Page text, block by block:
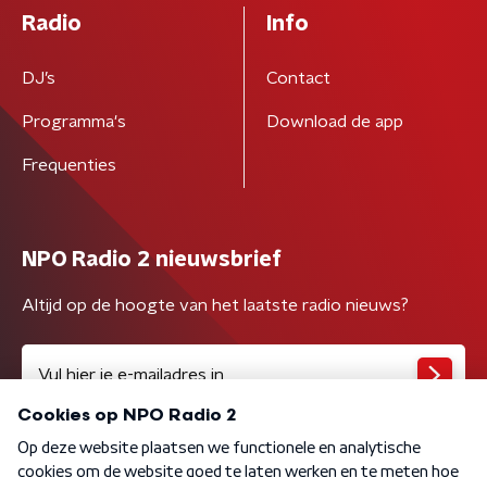
Radio
DJ’s
Programma's
Frequenties
Info
Contact
Download de app
NPO Radio 2 nieuwsbrief
Altijd op de hoogte van het laatste radio nieuws?